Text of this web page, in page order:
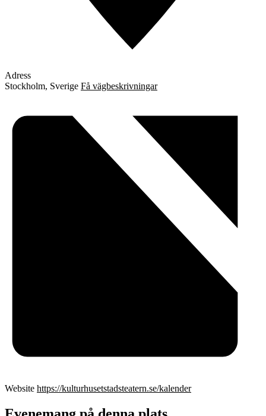
Adress
Stockholm, Sverige Få vägbeskrivningar
Website https://kulturhusetstadsteatern.se/kalender